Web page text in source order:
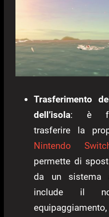
Trasferimento
dell’isola: è
trasferire la
Nintendo
permette di
da un sistema
include il